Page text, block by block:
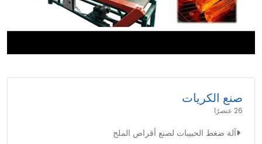
صنع الكريات
26 عنصرًا
آلة ضغط الحبيبات لصنع أقراص الملح